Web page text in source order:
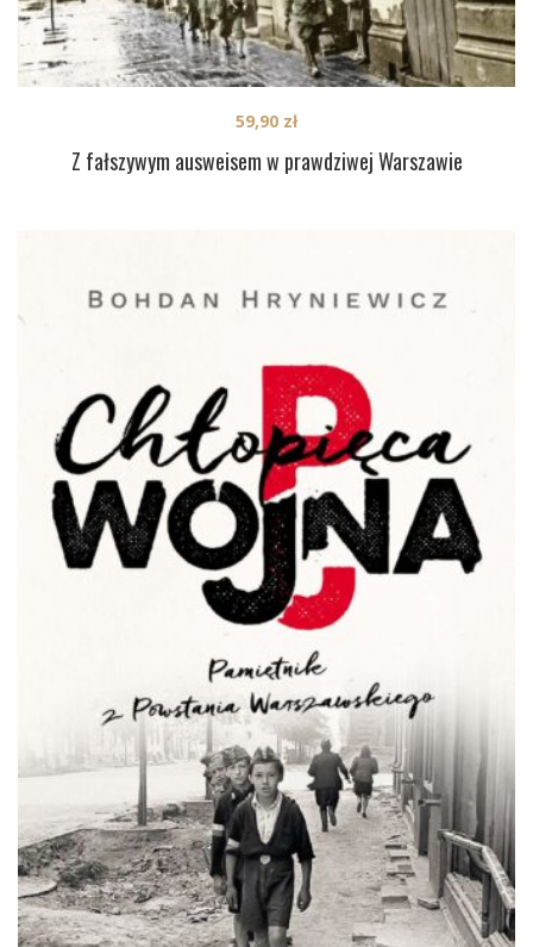
Z fałszywym ausweisem w prawdziwej Warszawie
59,90 zł